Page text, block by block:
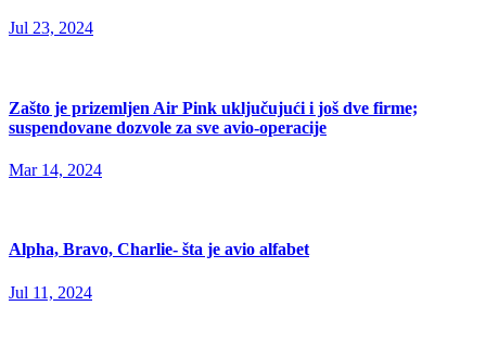
Jul 23, 2024
Zašto je prizemljen Air Pink uključujući i još dve firme;
suspendovane dozvole za sve avio-operacije
Mar 14, 2024
Alpha, Bravo, Charlie- šta je avio alfabet
Jul 11, 2024